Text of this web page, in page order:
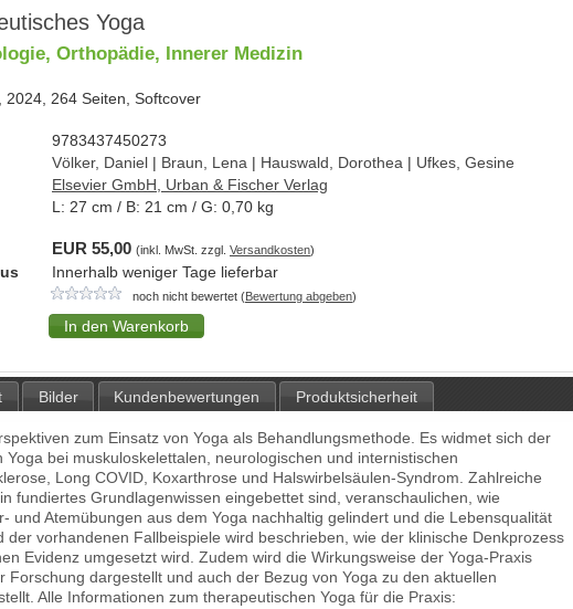
Yoga
Orthopädie, Innerer Medizin
2024, 264 Seiten, Softcover
9783437450273
Völker, Daniel | Braun, Lena | Hauswald, Dorothea | Ufkes, Gesine
Elsevier GmbH, Urban & Fischer Verlag
L: 27 cm / B: 21 cm / G: 0,70 kg
EUR 55,00 (inkl. MwSt. zzgl. Versandkosten)
Innerhalb weniger Tage lieferbar
noch nicht bewertet (Bewertung abgeben)
Bilder Kundenbewertungen Produktsicherheit
zum Einsatz von Yoga als Behandlungsmethode. Es widmet sich der
bei muskuloskelettalen, neurologischen und internistischen
Long COVID, Koxarthrose und Halswirbelsäulen-Syndrom. Zahlreiche
fundiertes Grundlagenwissen eingebettet sind, veranschaulichen, wie
und Atemübungen aus dem Yoga nachhaltig gelindert und die Lebensqualität
der vorhandenen Fallbeispiele wird beschrieben, wie der klinische Denkprozess
Evidenz umgesetzt wird. Zudem wird die Wirkungsweise der Yoga-Praxis
Forschung dargestellt und auch der Bezug von Yoga zu den aktuellen
Alle Informationen zum therapeutischen Yoga für die Praxis: